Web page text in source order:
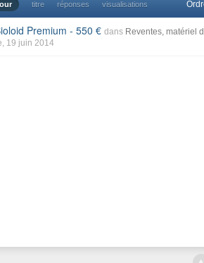
titre réponses visualisations
Premium - 550 dans Reventes, matériel
, 19 juin 2014